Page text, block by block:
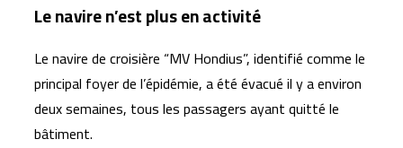
Le navire n’est plus en activité
Le navire de croisière “MV Hondius”, identifié comme le
principal foyer de l’épidémie, a été évacué il y a environ
deux semaines, tous les passagers ayant quitté le
bâtiment.